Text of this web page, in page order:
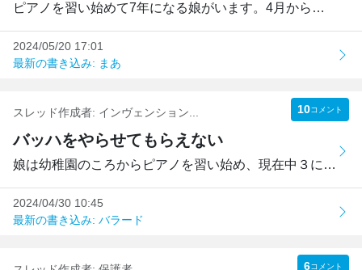
ピアノを習い始めて7年になる娘がいます。4月から中学生にな...
2024/05/20 17:01
最新の書き込み: まあ
スレッド作成者: インヴェンション... 10コメント
バッハをやらせてもらえない
娘は幼稚園のころからピアノを習い始め、現在中３になります...
2024/04/30 10:45
最新の書き込み: バラード
6コメント